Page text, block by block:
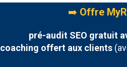
➡️ Offre
pré-audit SEO gratuit
coaching offert aux clients